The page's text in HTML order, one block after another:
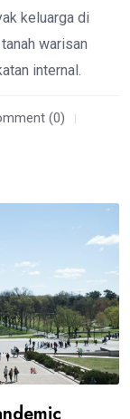
keluarga di
warisan
internal.
(0)